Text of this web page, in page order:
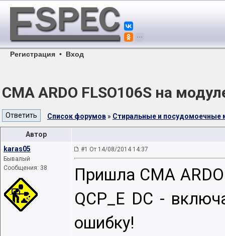
Регистрация • Вход
СМА ARDO FLSO106S на
Список форумов » Стиральные и
Автор
karas05
Бывалый
Сообщения: 38
#1 От 14/08/2014 14:37
Пришла СМА ARDO
QCP_E DC -
ошибку!